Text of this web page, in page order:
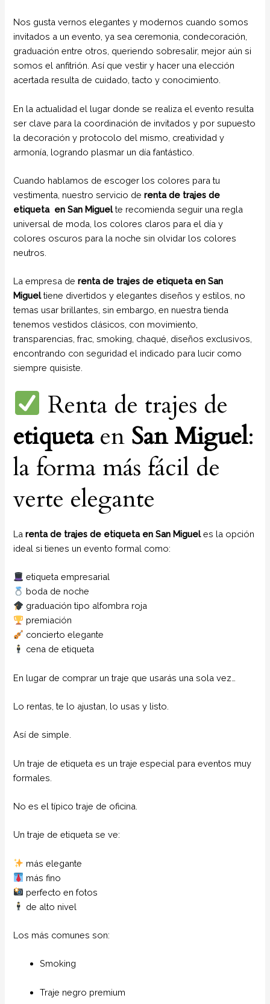
Nos gusta vernos elegantes y modernos cuando somos
invitados a un evento, ya sea ceremonia, condecoración,
graduación entre otros, queriendo sobresalir, mejor aún si
somos el anfitrión. Así que vestir y hacer una elección
acertada resulta de cuidado, tacto y conocimiento.
En la actualidad el lugar donde se realiza el evento resulta
ser clave para la coordinación de invitados y por supuesto
la decoración y protocolo del mismo, creatividad y
armonía, logrando plasmar un día fantástico.
Cuando hablamos de escoger los colores para tu
vestimenta, nuestro servicio derenta de trajes de
etiqueta en San Miguelte recomienda seguir una regla
universal de moda, los colores claros para el día y
colores oscuros para la noche sin olvidar los colores
neutros.
La empresa derenta de trajes de etiqueta en San
Migueltiene divertidos y elegantes diseños y estilos, no
temas usar brillantes, sin embargo, en nuestra tienda
tenemos vestidos clásicos, con movimiento,
transparencias, frac, smoking, chaqué, diseños exclusivos,
encontrando con seguridad el indicado para lucir como
siempre quisiste.
Renta de trajes de
etiquetaen San Miguel:
la forma más fácil de
verte elegante
Larenta de trajes de etiqueta en San Migueles la opción
ideal si tienes un evento formal como:
etiqueta empresarial
boda de noche
graduación tipo alfombra roja
premiación
concierto elegante
cena de etiqueta
En lugar de comprar un traje que usarás una sola vez…
Lo rentas, te lo ajustan, lo usas y listo.
Así de simple.
Un traje de etiqueta es un traje especial para eventos muy
formales.
No es el típico traje de oficina.
Un traje de etiqueta se ve:
más elegante
más fino
perfecto en fotos
de alto nivel
Los más comunes son:
Smoking
Traje negro premium